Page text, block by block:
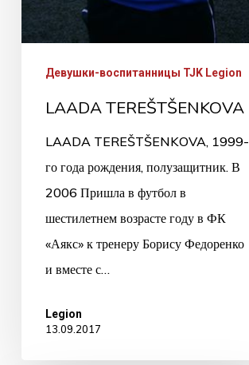
Девушки-воспитанницы TJK Legion
LAADA TEREŠTŠENKOVA
LAADA TEREŠTŠENKOVA, 1999-
го года рождения, полузащитник. В
2006 Пришла в футбол в
шестилетнем возрасте году в ФК
«Аякс» к тренеру Борису Федоренко
и вместе с…
Legion
13.09.2017